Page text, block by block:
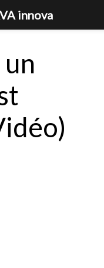
innova